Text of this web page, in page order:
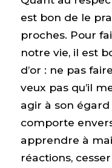
est bon de le
proches. Pour
notre vie, il est
d’or : ne pas
veux pas qu’il
agir à son égard
comporte
apprendre à
réactions,